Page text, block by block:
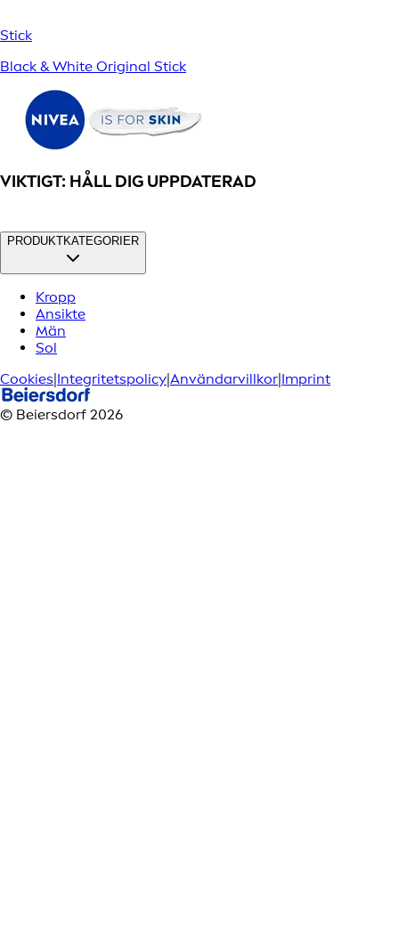
Stick
Black & White Original Stick
VIKTIGT: HÅLL DIG UPPDATERAD
PRODUKTKATEGORIER
Kropp
Ansikte
Män
Sol
Cookies|Integritetspolicy|Användarvillkor|Imprint
© Beiersdorf 2026